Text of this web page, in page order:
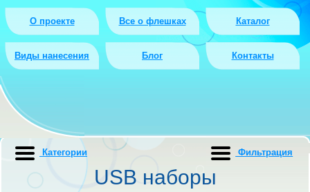
О проекте Все о флешках Каталог
Виды нанесения Блог Контакты
USB наборы
Категории Фильтрация